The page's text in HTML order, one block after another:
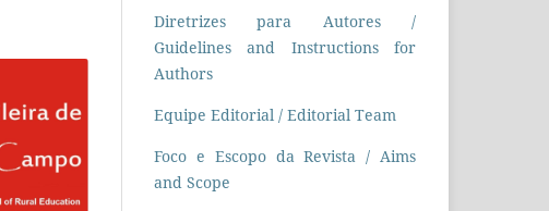
Diretrizes para Autores /
Guidelines and Instructions for
Authors
Equipe Editorial / Editorial Team
Foco e Escopo da Revista / Aims
and Scope